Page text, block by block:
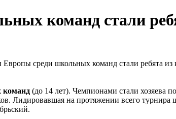
команд стали
команд (до 14 лет). Чемпионами стали хозяева
Лидировавшая на протяжении всего турнира